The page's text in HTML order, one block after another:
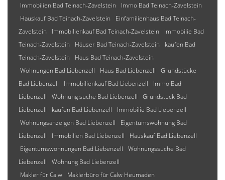
Immobilien Bad Teinach-Zavelstein
Immo Bad Teinach-Zavelstein
Hauskauf Bad Teinach-Zavelstein
Einfamilienhaus Bad Teinach-
Zavelstein
Immobilienkauf Bad Teinach-Zavelstein
Immobilie Bad
Teinach-Zavelstein
Häuser Bad Teinach-Zavelstein
kaufen Bad
Teinach-Zavelstein
Haus Bad Teinach-Zavelstein
Wohnungen Bad Liebenzell
Haus Bad Liebenzell
Grundstücke
Bad Liebenzell
Immobilienkauf Bad Liebenzell
Immo Bad
Liebenzell
Wohnung suche Bad Liebenzell
Grundstück Bad
Liebenzell
kaufen Bad Liebenzell
Immobilie Bad Liebenzell
Wohnungsanzeigen Bad Liebenzell
Eigentumswohnung Bad
Liebenzell
Immobilien Bad Liebenzell
Hauskauf Bad Liebenzell
Eigentumswohnungen Bad Liebenzell
Wohnungssuche Bad
Liebenzell
Wohnung Bad Liebenzell
Makler für Calw
Maklerbüro für Calw Heumaden